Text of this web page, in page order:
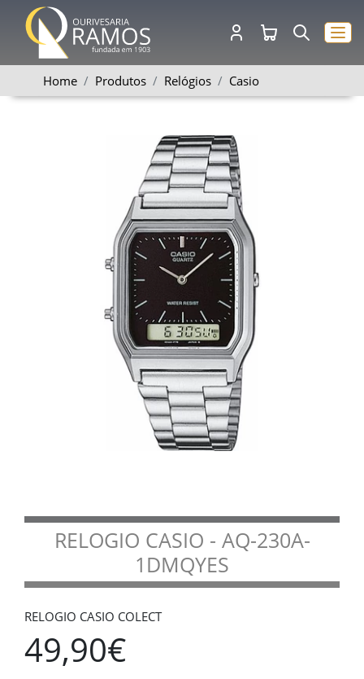
Home Produtos Relógios Casio
RELOGIO CASIO - AQ-230A-
1DMQYES
RELOGIO CASIO COLECT
49,90€